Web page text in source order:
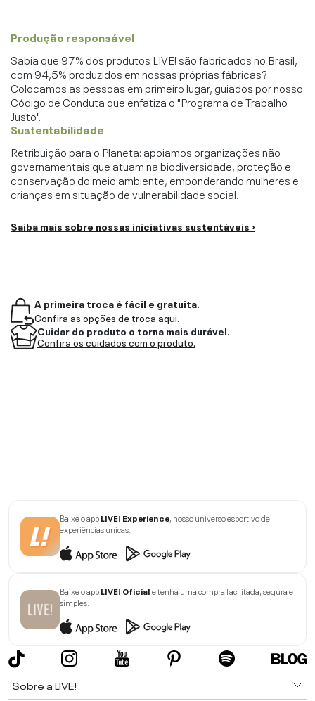
Produção responsável
Sabia que 97% dos produtos LIVE! são fabricados no Brasil,
com 94,5% produzidos em nossas próprias fábricas?
Colocamos as pessoas em primeiro lugar, guiados por nosso
Código de Conduta que enfatiza o "Programa de Trabalho
Justo".
Sustentabilidade
Retribuição para o Planeta: apoiamos organizações não
governamentais que atuam na biodiversidade, proteção e
conservação do meio ambiente, emponderando mulheres e
crianças em situação de vulnerabilidade social.
Saiba mais sobre nossas iniciativas sustentáveis ›
A primeira troca é fácil e gratuita.
Confira as opções de troca aqui.
Cuidar do produto o torna mais durável.
Confira os cuidados com o produto.
Baixe o appLIVE! Experience , nosso universo esportivo de
experiências únicas.
Baixe o appLIVE! Oficiale tenha uma compra facilitada, segura e
simples.
Sobre a LIVE!